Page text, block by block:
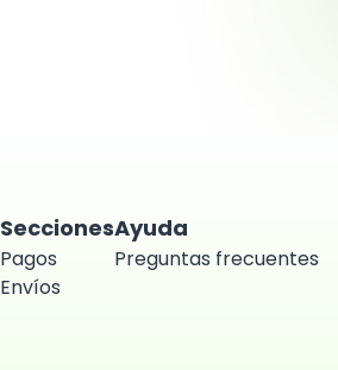
Secciones
Pagos
Envíos
Ayuda
Preguntas frecuentes